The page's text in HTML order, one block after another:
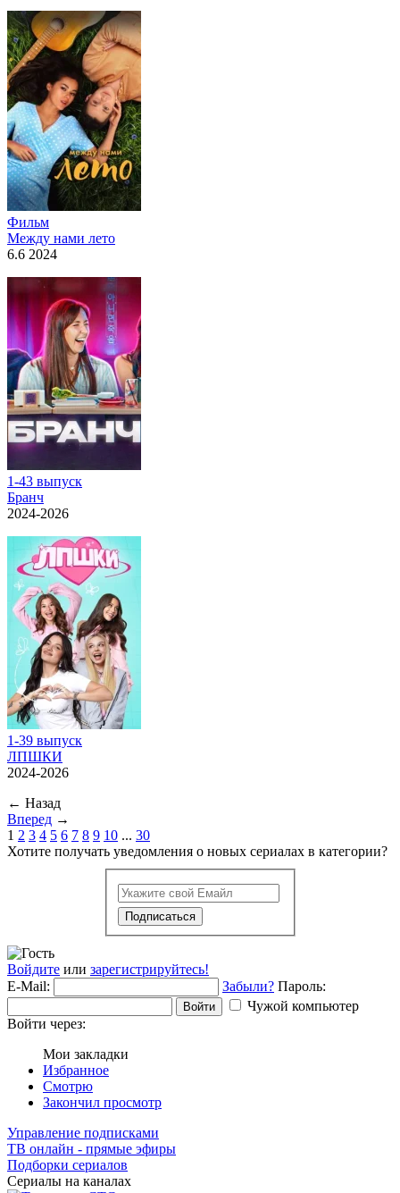
Фильм
Между нами лето
6.6 2024
1-43 выпуск
Бранч
2024-2026
1-39 выпуск
ЛПШКИ
2024-2026
← Назад
Вперед →
1 2 3 4 5 6 7 8 9 10 ... 30
Хотите получать уведомления о новых сериалах в категории?
Подписаться
Войдите или зарегистрируйтесь!
E-Mail:
Забыли? Пароль:
Войти
Чужой компьютер
Войти через:
Мои закладки
Избранное
Смотрю
Закончил просмотр
Управление подписками
ТВ онлайн - прямые эфиры
Подборки сериалов
Сериалы на каналах